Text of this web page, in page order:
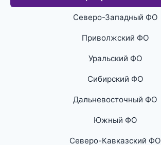
Северо-Западный ФО
Приволжский ФО
Уральский ФО
Сибирский ФО
Дальневосточный ФО
Южный ФО
Северо-Кавказский ФО